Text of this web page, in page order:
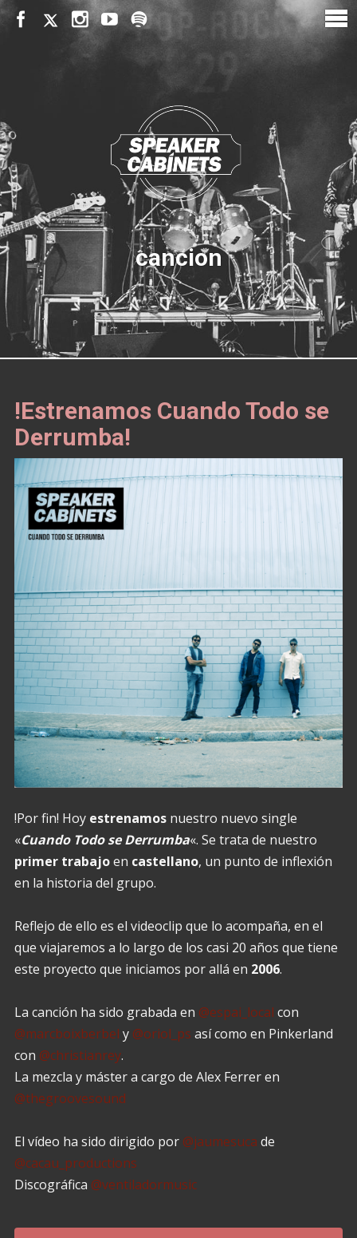
cancion
!Estrenamos Cuando Todo se
Derrumba!
!Por fin! Hoy estrenamosnuestro nuevo single
«Cuando Todo se Derrumba«. Se trata de nuestro
primer trabajoen castellano, un punto de inflexión
en la historia del grupo.
Reflejo de ello es el videoclip que lo acompaña, en el
que viajaremos a lo largo de los casi 20 años que tiene
este proyecto que iniciamos por allá en 2006.
La canción ha sido grabada en @espai_local con
@marcboixberbel y @oriol_ps así como en Pinkerland
con @christianrey.
La mezcla y máster a cargo de Alex Ferrer en
@thegroovesound
El vídeo ha sido dirigido por @jaumesuca de
@cacau_productions
Discográfica @ventiladormusic